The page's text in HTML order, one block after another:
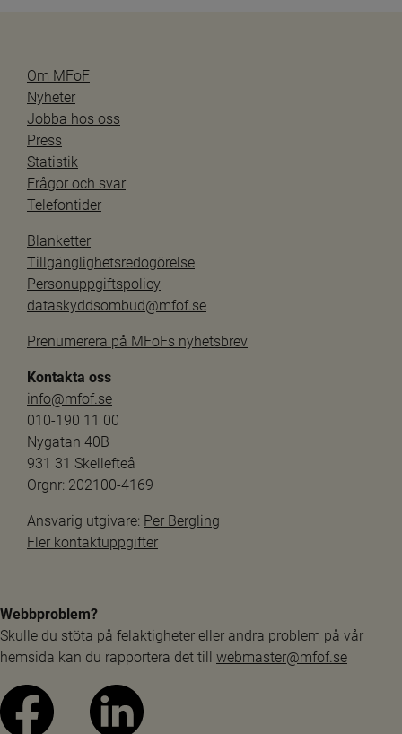
Om MFoF
Nyheter
Jobba hos oss
Press
Statistik
Frågor och svar
Telefontider
Blanketter
Tillgänglighetsredogörelse
Personuppgiftspolicy
dataskyddsombud@mfof.se
Prenumerera på MFoFs nyhetsbrev
Kontakta oss
info@mfof.se
010-190 11 00
Nygatan 40B
931 31 Skellefteå
Orgnr: 202100-4169
Ansvarig utgivare: Per Bergling
Fler kontaktuppgifter
Webbproblem?
Skulle du stöta på felaktigheter eller andra problem på vår
hemsida kan du rapportera det till webmaster@mfof.se